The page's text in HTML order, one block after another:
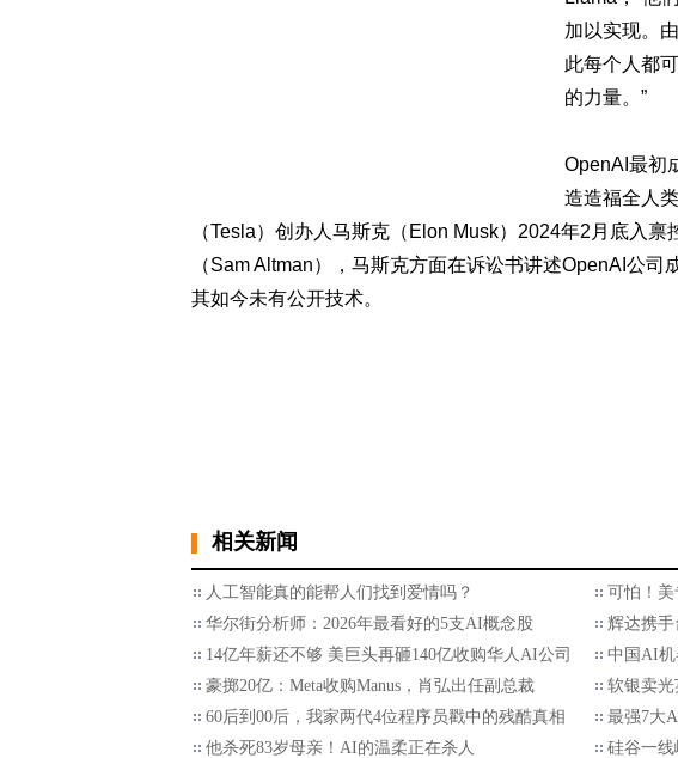
加以实现。
此每个人都
的力量。”
OpenAI最初
造造福全人
（Tesla）创办人马斯克（Elon Musk）2024年2月底入
（Sam Altman），马斯克方面在诉讼书讲述OpenAI公
其如今未有公开技术。
相关新闻
人工智能真的能帮人们找到爱情吗？
可怕！
华尔街分析师：2026年最看好的5支AI概念股
辉达携手
14亿年薪还不够 美巨头再砸140亿收购华人AI公司
中国AI机
豪掷20亿：Meta收购Manus，肖弘出任副总裁
软银卖光
60后到00后，我家两代4位程序员戳中的残酷真相
最强7大
他杀死83岁母亲！AI的温柔正在杀人
硅谷一